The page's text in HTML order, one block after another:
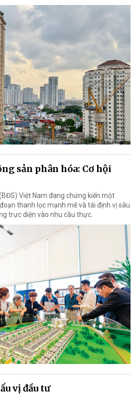
sản phân hóa: Cơ hội
Việt Nam đang chứng kiến một
thanh lọc mạnh mẽ và tái định vị sâu
trực diện vào nhu cầu thực.
vị đầu tư